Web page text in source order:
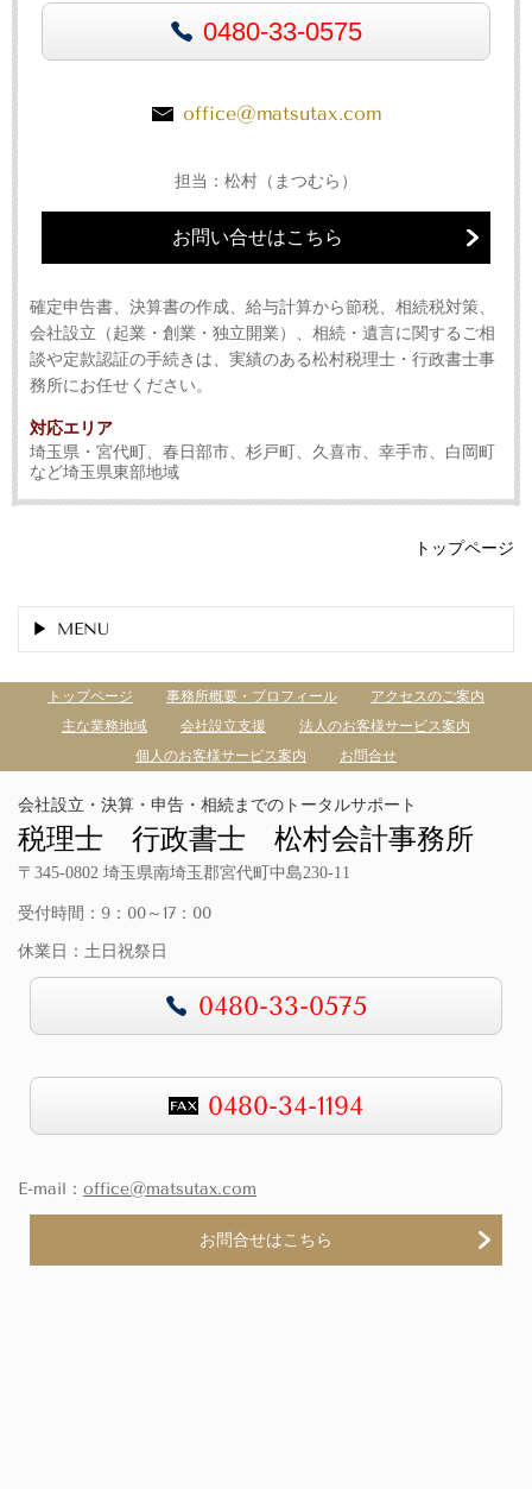
0480-33-0575
office@matsutax.com
担当：松村（まつむら）
お問い合せはこちら
確定申告書、決算書の作成、給与計算から節税、相続税対策、
会社設立（起業・創業・独立開業）、相続・遺言に関するご相
談や定款認証の手続きは、実績のある松村税理士・行政書士事
務所にお任せください。
対応エリア
埼玉県・宮代町、春日部市、杉戸町、久喜市、幸手市、白岡町
など埼玉県東部地域
トップページ
MENU
トップページ 事務所概要・プロフィール
アクセスのご案内
主な業務地域
会社設立支援
法人のお客様サービス案内
個人のお客様サービス案内
お問合せ
会社設立・決算・申告・相続までのトータルサポート
税理士 行政書士 松村会計事務所
〒345-0802 埼玉県南埼玉郡宮代町中島230-11
受付時間：9：00～17：00
休業日：土日祝祭日
0480-33-0575
0480-34-1194
E-mail： office@matsutax.com
お問合せはこちら